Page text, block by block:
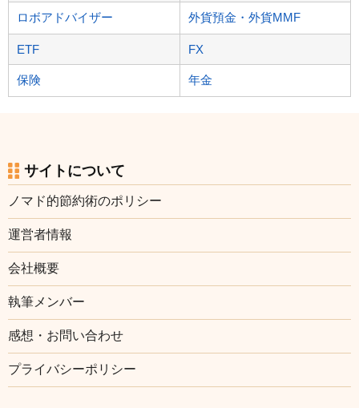
ロボアドバイザー 外貨預金・外貨MMF
ETF FX
保険 年金
サイトについて
ノマド的節約術のポリシー
運営者情報
会社概要
執筆メンバー
感想・お問い合わせ
プライバシーポリシー